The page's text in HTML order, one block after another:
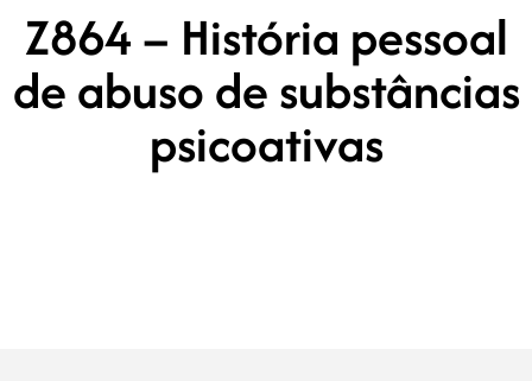
Z864 – História pessoal
de abuso de substâncias
psicoativas